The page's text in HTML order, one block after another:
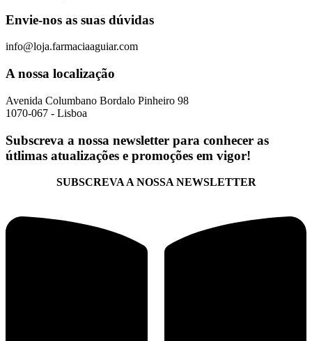
Envie-nos as suas dúvidas
info@loja.farmaciaaguiar.com
A nossa localização
Avenida Columbano Bordalo Pinheiro 98
1070-067 - Lisboa
Subscreva a nossa newsletter para conhecer as
útlimas atualizações e promoções em vigor!
SUBSCREVA A NOSSA NEWSLETTER